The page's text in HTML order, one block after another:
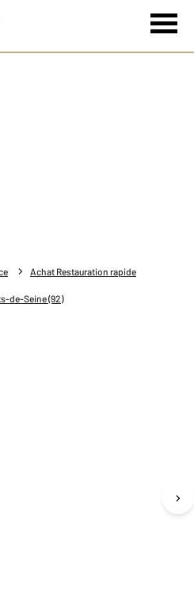
Achat Restauration rapide
de-Seine (92)